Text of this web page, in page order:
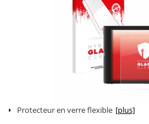
Protecteur en verre flexible [plus]